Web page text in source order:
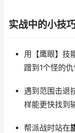
实战中的小技
用【鹰眼】技
蹭到1个怪的仇
遇到范围击退
样能更快找到
帮派战时站在